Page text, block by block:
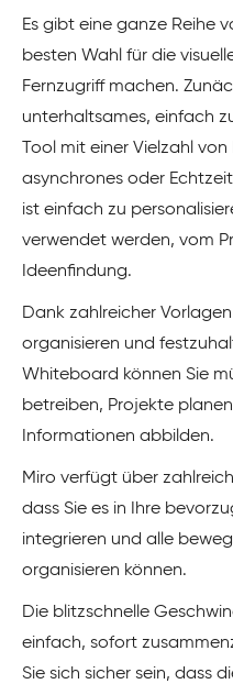
Es gibt eine ganze Reihe
besten Wahl für die
Fernzugriff machen.
unterhaltsames, einfach
Tool mit einer Vielzahl
asynchrones oder
ist einfach zu
verwendet werden, vom
Ideenfindung.
Dank zahlreicher
organisieren und
Whiteboard können Sie
betreiben, Projekte
Informationen abbilden.
Miro verfügt über
dass Sie es in Ihre
integrieren und alle
organisieren können.
Die blitzschnelle
einfach, sofort
Sie sich sicher sein, dass